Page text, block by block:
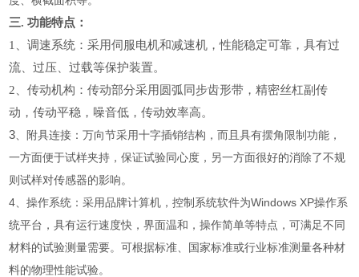
三.功能特点：
1
、调速系统：采用伺服电机和减速机，性能稳定可靠，具有过
流、过压、过载等保护装置。
2 、传动机构：传动部分采用圆弧同步齿形带，精密丝杠副传
动，传动平稳，噪音低，传动效率高。
3 、附具连接：万向节采用十字插销结构，而且具有摆角限制功能，
一方面便于试样夹持，保证试验同心度，另一方面很好的消除了不规
则试样对传感器的影响。
4、操作系统：采用品牌计算机，控制系统软件为Windows XP操作系
统平台，具有运行速度快，界面温和，操作简单等特点，可满足不同
材料的试验测量需要。可根据标准、国家标准或行业标准测量各种材
料的物理性能试验。